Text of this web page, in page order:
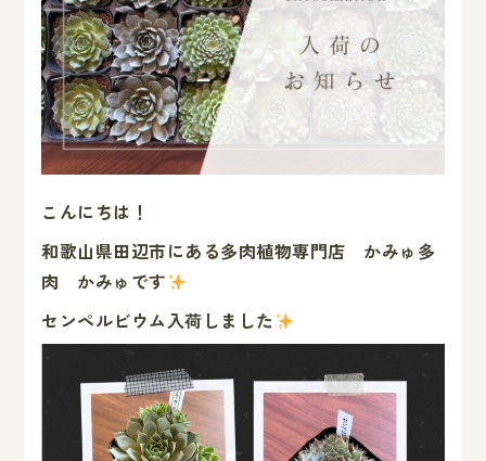
こんにちは！
和歌山県田辺市にある多肉植物専門店 かみゅ多
肉 かみゅです
センペルビウム入荷しました